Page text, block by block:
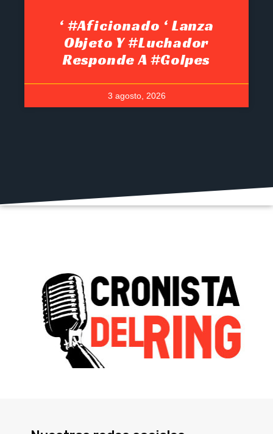
‘ #Aficionado ‘ Lanza
Objeto Y #luchador
Responde A #golpes
3 agosto, 2026